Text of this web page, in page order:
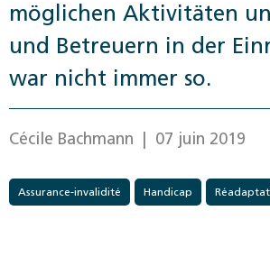
möglichen Aktivitäten
und Betreuern in der
war nicht immer so.
Cécile Bachmann | 07 juin 2019
Assurance-invalidité Handicap